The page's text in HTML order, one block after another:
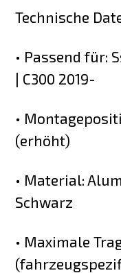
Technische
• Passend für:
| C300 2019-
•
(erhöht)
• Material:
Schwarz
• Maximale